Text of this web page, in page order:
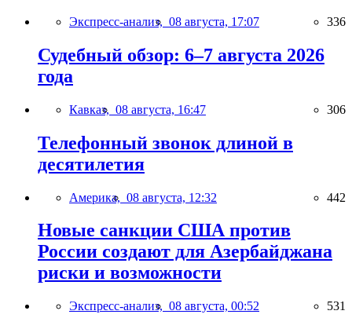
Экспресс-анализ, 08 августа, 17:07 336
Судебный обзор: 6–7 августа 2026
года
Кавказ, 08 августа, 16:47 306
Телефонный звонок длиной в
десятилетия
Америка, 08 августа, 12:32 442
Новые санкции США против
России создают для Азербайджана
риски и возможности
Экспресс-анализ, 08 августа, 00:52 531